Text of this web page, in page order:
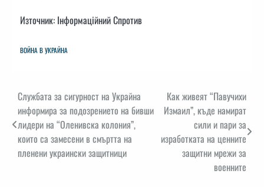
Източник: Інформаційний Спротив
ВОЙНА В УКРАЙНА
Навигация
Службата за сигурност на Украйна
информира за подозрението на бивши
лидери на “Оленивска колония”,
които са замесени в смъртта на
пленени украински защитници
Как живеят “Павучихи
Измаил”, къде намират
сили и пари за
изработката на ценните
защитни мрежи за
военните